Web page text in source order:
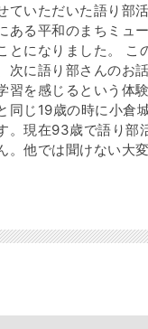
ていただいた語り部
ある平和のまちミュ
とになりました。
次に語り部さんのお
習を感じるという体
同じ19歳の時に小倉
。現在93歳で語り部
。他では聞けない大